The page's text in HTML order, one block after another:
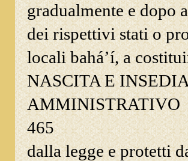
gradualmente e dopo
deirispettivi stati o
locali bahá’í, a
NASCITA E
AMMINISTRATIVO
465
dalla legge e protetti